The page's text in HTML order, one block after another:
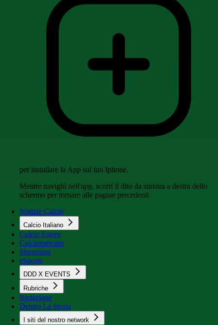
per installare la App sul tuo Iphone.
Mentre navighi nell'app, scorri il dito da sinistra a destra dello
schermo per tornare alle pagine precedenti
Notizie Calcio
Calcio Italiano
Calcio Estero
Calciomercato
Streaming
eSports
DDD X EVENTS
Rubriche
Redazione
Dentro La Storia
I siti del nostro network